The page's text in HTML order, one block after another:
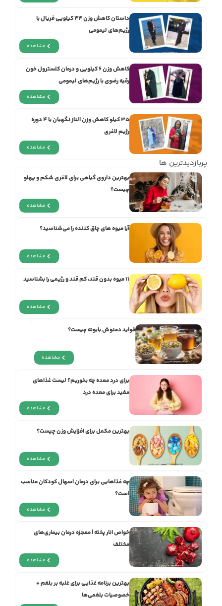
داستان کاهش وزن ۴۴ کیلویی فریال با
رژیم‌های لیمومی
مشاهده
کاهش وزن ۶ کیلویی و درمان کلسترول خون
رقیه رضوی با رژیم‌های لیمومی
مشاهده
۳۵ کیلو کاهش وزن الناز نگهبان با ۴ دوره
رژیم لاغری
مشاهده
پربازدیدترین ها
بهترین داروی گیاهی برای لاغری شکم و پهلو
چیست؟
مشاهده
آیا میوه های چاق کننده را می‌شناسید؟
مشاهده
11 میوه‌ بدون قند، کم قند و رژیمی را بشناسید
مشاهده
فواید دمنوش بابونه چیست؟
مشاهده
برای درد معده چه بخوریم؟ لیست غذاهای
مفید برای معده درد
مشاهده
بهترین مکمل برای افزایش وزن چیست؟
مشاهده
چه غذاهایی برای درمان اسهال کودکان مناسب
است؟
مشاهده
خواص انار پخته | معجزه‌ درمان بیماری‌های
مختلف
مشاهده
بهترین برنامه غذایی برای غلبه بر بلغم +
خصوصیات بلغمی‌ها